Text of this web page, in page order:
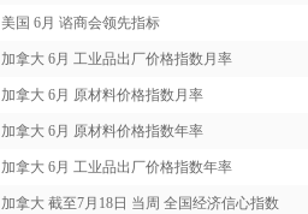
美国 6月 谘商会领先指标
加拿大 6月 工业品出厂价格指数月率
加拿大 6月 原材料价格指数月率
加拿大 6月 原材料价格指数年率
加拿大 6月 工业品出厂价格指数年率
加拿大 截至7月18日 当周 全国经济信心指数